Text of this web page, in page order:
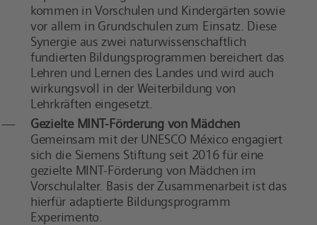
kommen in Vorschulen und Kindergärten sowie
vor allem in Grundschulen zum Einsatz. Diese
Synergie aus zwei naturwissenschaftlich
fundierten Bildungsprogrammen bereichert das
Lehren und Lernen des Landes und wird auch
wirkungsvoll in der Weiterbildung von
Lehrkräften eingesetzt.
Gezielte MINT-Förderung von Mädchen
Gemeinsam mit der UNESCO México engagiert
sich die Siemens Stiftung seit 2016 für eine
gezielte MINT-Förderung von Mädchen im
Vorschulalter. Basis der Zusammenarbeit ist das
hierfür adaptierte Bildungsprogramm
Experimento.